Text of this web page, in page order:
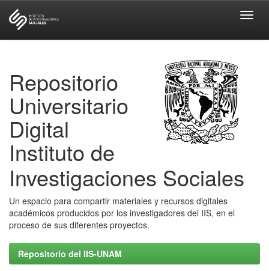
Repositorio
Universitario
Digital
Instituto de
Investigaciones Sociales
Un espacio para compartir materiales y recursos digitales
académicos producidos por los investigadores del IIS, en el
proceso de sus diferentes proyectos.
Repositorio del IIS-UNAM